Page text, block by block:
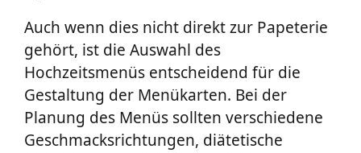
Auch wenn dies nicht direkt zur Papeterie
gehört, ist die Auswahl des
Hochzeitsmenüs entscheidend für die
Gestaltung der Menükarten. Bei der
Planung des Menüs sollten verschiedene
Geschmacksrichtungen, diätetische